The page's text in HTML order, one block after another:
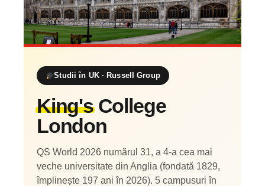
Studii în UK · Russell Group
King'sCollege
London
QS World 2026 numărul 31, a 4-a cea mai
veche universitate din Anglia (fondată 1829,
împlinește 197 ani în 2026). 5 campusuri în